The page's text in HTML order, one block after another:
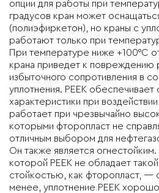
опции для работы при
градусов кран может
(полиэфиркетон), но краны с
работают только при
При температуре ниже +100°C
крана приведет к повреждению
избыточного сопротивления в
уплотнения. PEEK обеспечивает
характеристики при
работает при чрезвычайно
которыми фторопласт не
отличным выбором для
Он также является
которой PEEK не обладает
стойкостью, как фторопласт, —
менее, уплотнение PEEK хорошо